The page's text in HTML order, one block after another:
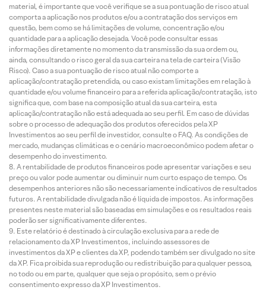
material, é importante que você verifique se a sua pontuação de risco atual
comporta a aplicação nos produtos e/ou a contratação dos serviços em
questão, bem como se há limitações de volume, concentração e/ou
quantidade para a aplicação desejada. Você pode consultar essas
informações diretamente no momento da transmissão da sua ordem ou,
ainda, consultando o risco geral da sua carteira na tela de carteira (Visão
Risco). Caso a sua pontuação de risco atual não comporte a
aplicação/contratação pretendida, ou caso existam limitações em relação à
quantidade e/ou volume financeiro para a referida aplicação/contratação, isto
significa que, com base na composição atual da sua carteira, esta
aplicação/contratação não está adequada ao seu perfil. Em caso de dúvidas
sobre o processo de adequação dos produtos oferecidos pela XP
Investimentos ao seu perfil de investidor, consulte o FAQ. As condições de
mercado, mudanças climáticas e o cenário macroeconômico podem afetar o
desempenho do investimento.
A rentabilidade de produtos financeiros pode apresentar variações e seu
preço ou valor pode aumentar ou diminuir num curto espaço de tempo. Os
desempenhos anteriores não são necessariamente indicativos de resultados
futuros. A rentabilidade divulgada não é líquida de impostos. As informações
presentes neste material são baseadas em simulações e os resultados reais
poderão ser significativamente diferentes.
Este relatório é destinado à circulação exclusiva para a rede de
relacionamento da XP Investimentos, incluindo assessores de
investimentos da XP e clientes da XP, podendo também ser divulgado no site
da XP. Fica proibida sua reprodução ou redistribuição para qualquer pessoa,
no todo ou em parte, qualquer que seja o propósito, sem o prévio
consentimento expresso da XP Investimentos.